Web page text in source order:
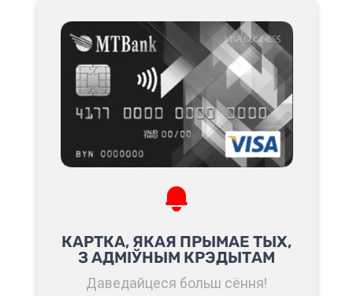
КАРТКА, ЯКАЯ ПРЫМАЕ ТЫХ,
З АДМІЎНЫМ КРЭДЫТАМ
Даведайцеся больш сёння!